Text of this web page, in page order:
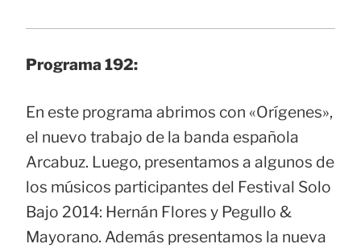
Programa 192:
En este programa abrimos con «Orígenes»,
el nuevo trabajo de la banda española
Arcabuz. Luego, presentamos a algunos de
los músicos participantes del Festival Solo
Bajo 2014: Hernán Flores y Pegullo &
Mayorano. Además presentamos la nueva